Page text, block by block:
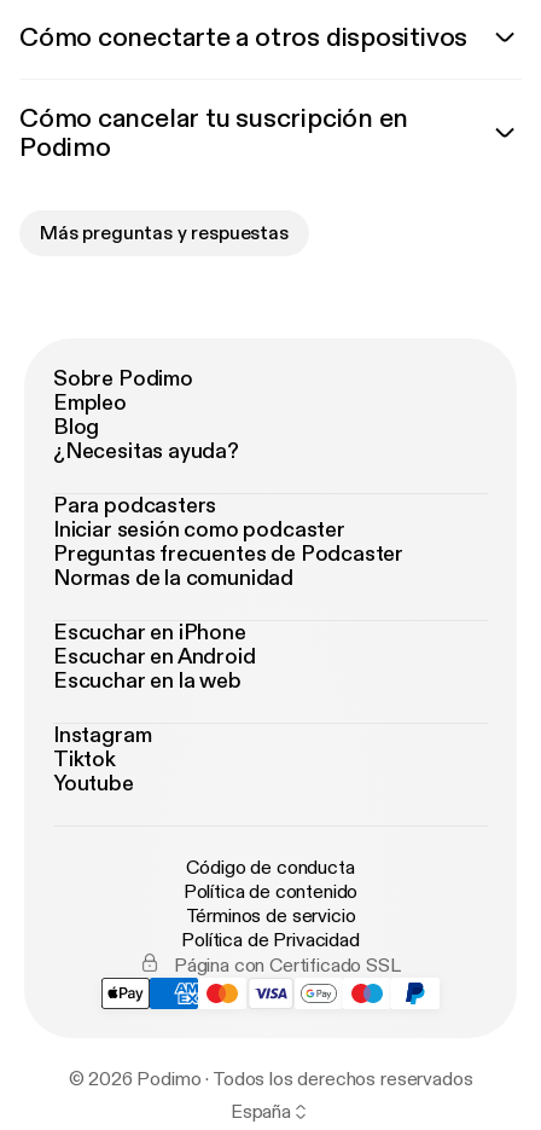
Cómo conectarte a otros dispositivos
Cómo cancelar tu suscripción en
Podimo
Más preguntas y respuestas
Sobre Podimo
Empleo
Blog
¿Necesitas ayuda?
Para podcasters
Iniciar sesión como podcaster
Preguntas frecuentes de Podcaster
Normas de la comunidad
Escuchar en iPhone
Escuchar en Android
Escuchar en la web
Instagram
Tiktok
Youtube
Código de conducta
Política de contenido
Términos de servicio
Política de Privacidad
Página con Certificado SSL
© 2026 Podimo · Todos los derechos reservados
España